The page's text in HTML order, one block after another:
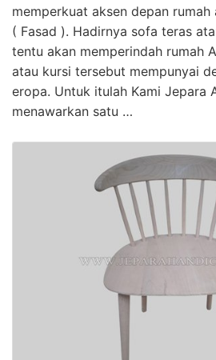
memperkuat aksen depan
( Fasad ). Hadirnya sofa teras
tentu akan memperindah rumah
atau kursi tersebut mempunyai
eropa. Untuk itulah Kami Jepara
menawarkan satu …